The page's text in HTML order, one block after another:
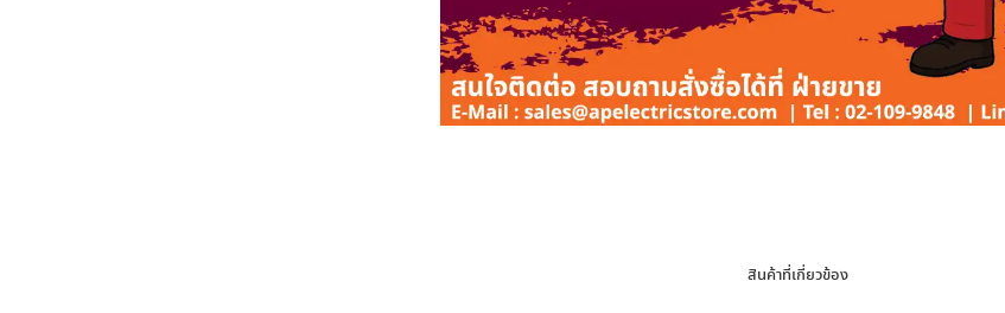
สินค้าที่เกี่ยวข้อง